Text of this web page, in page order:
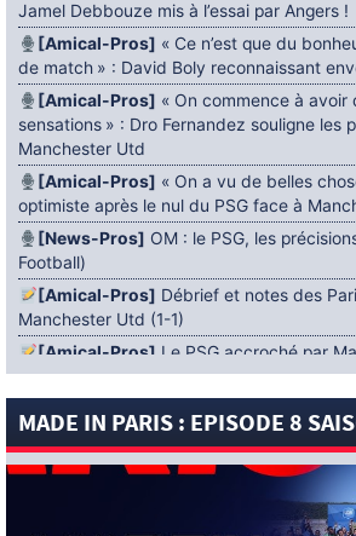
Jamel Debbouze mis à l’essai par Angers !
[Amical-Pros] « Ce n’est que du
de match » : David Boly reconnaissant
[Amical-Pros] « On commence à avoir
sensations » : Dro Fernandez souligne les
Manchester Utd
[Amical-Pros] « On a vu de belles
optimiste après le nul du PSG face à
[News-Pros] OM : le PSG, les
Football)
[Amical-Pros] Débrief et notes des
Manchester Utd (1-1)
[Amical-Pros] Le PSG accroché par
5 AOÛT 2026
[News-Pros]Le Barça aurait fixé une
le dossier Ferran Torres (Diario Sport)
MADE IN PARIS : EPISODE 8